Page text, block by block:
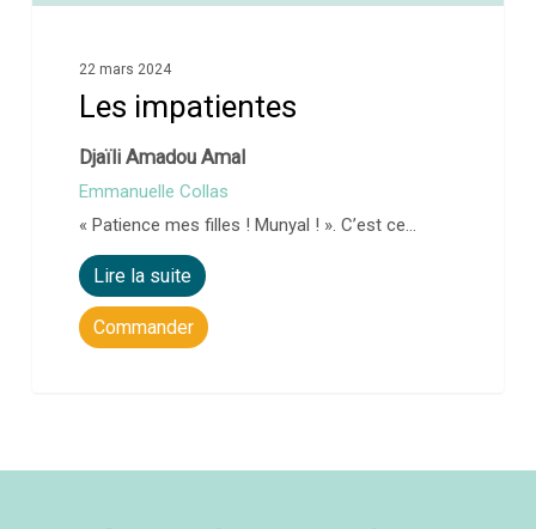
22 mars 2024
Les impatientes
Djaïli Amadou Amal
Emmanuelle Collas
« Patience mes filles ! Munyal ! ». C’est ce…
Lire la suite
Commander